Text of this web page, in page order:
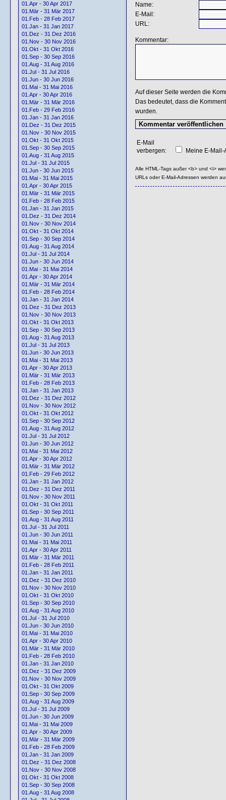
01.Apr - 30 Apr 2017
01.Mär - 31 Mär 2017
01.Feb - 28 Feb 2017
01.Jan - 31 Jan 2017
01.Dez - 31 Dez 2016
01.Nov - 30 Nov 2016
01.Okt - 31 Okt 2016
01.Sep - 30 Sep 2016
01.Aug - 31 Aug 2016
01.Jul - 31 Jul 2016
01.Jun - 30 Jun 2016
01.Mai - 31 Mai 2016
01.Apr - 30 Apr 2016
01.Mär - 31 Mär 2016
01.Feb - 29 Feb 2016
01.Jan - 31 Jan 2016
01.Dez - 31 Dez 2015
01.Nov - 30 Nov 2015
01.Okt - 31 Okt 2015
01.Sep - 30 Sep 2015
01.Aug - 31 Aug 2015
01.Jul - 31 Jul 2015
01.Jun - 30 Jun 2015
01.Mai - 31 Mai 2015
01.Apr - 30 Apr 2015
01.Mär - 31 Mär 2015
01.Feb - 28 Feb 2015
01.Jan - 31 Jan 2015
01.Dez - 31 Dez 2014
01.Nov - 30 Nov 2014
01.Okt - 31 Okt 2014
01.Sep - 30 Sep 2014
01.Aug - 31 Aug 2014
01.Jul - 31 Jul 2014
01.Jun - 30 Jun 2014
01.Mai - 31 Mai 2014
01.Apr - 30 Apr 2014
01.Mär - 31 Mär 2014
01.Feb - 28 Feb 2014
01.Jan - 31 Jan 2014
01.Dez - 31 Dez 2013
01.Nov - 30 Nov 2013
01.Okt - 31 Okt 2013
01.Sep - 30 Sep 2013
01.Aug - 31 Aug 2013
01.Jul - 31 Jul 2013
01.Jun - 30 Jun 2013
01.Mai - 31 Mai 2013
01.Apr - 30 Apr 2013
01.Mär - 31 Mär 2013
01.Feb - 28 Feb 2013
01.Jan - 31 Jan 2013
01.Dez - 31 Dez 2012
01.Nov - 30 Nov 2012
01.Okt - 31 Okt 2012
01.Sep - 30 Sep 2012
01.Aug - 31 Aug 2012
01.Jul - 31 Jul 2012
01.Jun - 30 Jun 2012
01.Mai - 31 Mai 2012
01.Apr - 30 Apr 2012
01.Mär - 31 Mär 2012
01.Feb - 29 Feb 2012
01.Jan - 31 Jan 2012
01.Dez - 31 Dez 2011
01.Nov - 30 Nov 2011
01.Okt - 31 Okt 2011
01.Sep - 30 Sep 2011
01.Aug - 31 Aug 2011
01.Jul - 31 Jul 2011
01.Jun - 30 Jun 2011
01.Mai - 31 Mai 2011
01.Apr - 30 Apr 2011
01.Mär - 31 Mär 2011
01.Feb - 28 Feb 2011
01.Jan - 31 Jan 2011
01.Dez - 31 Dez 2010
01.Nov - 30 Nov 2010
01.Okt - 31 Okt 2010
01.Sep - 30 Sep 2010
01.Aug - 31 Aug 2010
01.Jul - 31 Jul 2010
01.Jun - 30 Jun 2010
01.Mai - 31 Mai 2010
01.Apr - 30 Apr 2010
01.Mär - 31 Mär 2010
01.Feb - 28 Feb 2010
01.Jan - 31 Jan 2010
01.Dez - 31 Dez 2009
01.Nov - 30 Nov 2009
01.Okt - 31 Okt 2009
01.Sep - 30 Sep 2009
01.Aug - 31 Aug 2009
01.Jul - 31 Jul 2009
01.Jun - 30 Jun 2009
01.Mai - 31 Mai 2009
01.Apr - 30 Apr 2009
01.Mär - 31 Mär 2009
01.Feb - 28 Feb 2009
01.Jan - 31 Jan 2009
01.Dez - 31 Dez 2008
01.Nov - 30 Nov 2008
01.Okt - 31 Okt 2008
01.Sep - 30 Sep 2008
01.Aug - 31 Aug 2008
Name:
E-Mail:
URL:
Kommentar:
Auf dieser Seite werden die
Das bedeutet, dass die
wurden.
E-Mail
verbergen:
Meine E-
Alle HTML-Tags außer <b> und <i>
URLs oder E-Mail-Adressen werden